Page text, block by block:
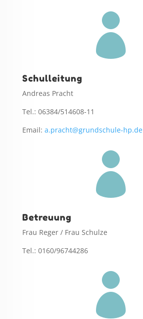

Schulleitung
Andreas Pracht
Tel.: 06384/514608-11
Email: a.pracht@grundschule-hp.de

Betreuung
Frau Reger / Frau Schulze
Tel.: 0160/96744286
